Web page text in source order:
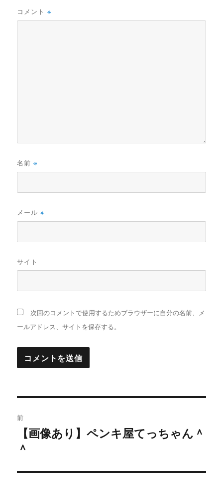
コメント※
名前※
メール※
サイト
次回のコメントで使用するためブラウザーに自分の名前、メ
ールアドレス、サイトを保存する。
稿
ナ
ビ
前
去
投
【画像あり】ペンキ屋てっちゃん＾
＾